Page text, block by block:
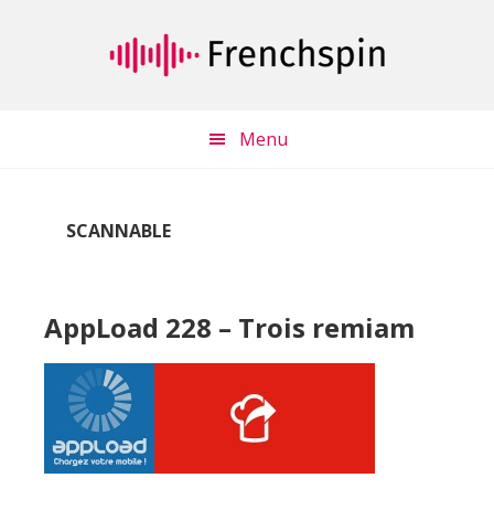
Menu
SCANNABLE
AppLoad 228 – Trois remiam